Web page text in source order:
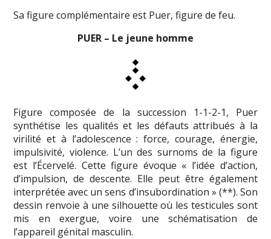
Sa figure complémentaire est Puer, figure de feu.
PUER – Le jeune homme
Figure composée de la succession 1-1-2-1, Puer
synthétise les qualités et les défauts attribués à la
virilité et à l’adolescence : force, courage, énergie,
impulsivité, violence. L’un des surnoms de la figure
est l’Écervelé. Cette figure évoque « l’idée d’action,
d’impulsion, de descente. Elle peut être également
interprétée avec un sens d’insubordination » (**). Son
dessin renvoie à une silhouette où les testicules sont
mis en exergue, voire une schématisation de
l’appareil génital masculin.